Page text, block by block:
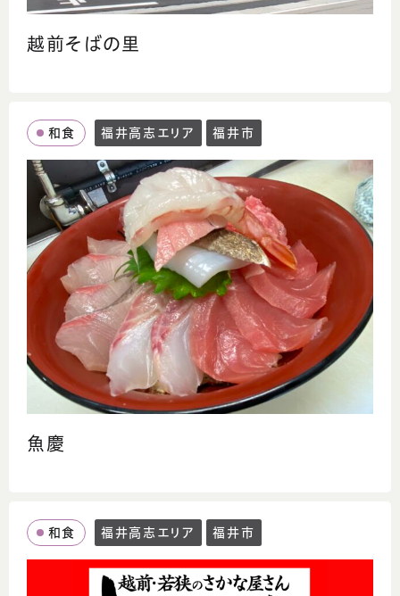
越前そばの里
和食 福井高志エリア 福井市
魚慶
和食 福井高志エリア 福井市